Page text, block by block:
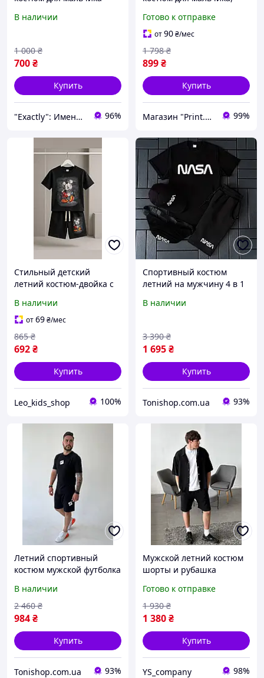
красн футболка и шорты
В наличии
700₴
1 000 ₴
Купить
"Exactly": Именно то, что Вы искали! 96%
из муслина
Готово к отправке
от90₴/мес
899₴
1 798 ₴
Купить
Магазин "Print.Ai" 99%
Стильный детский
летний костюм-двойка с
110-150
В наличии
от69₴/мес
692₴
865 ₴
Купить
Leo_kids_shop 100%
Спортивный костюм
летний на мужчину 4 в 1
футболка кепка бананка
В наличии
1 695₴
3 390 ₴
Купить
Tonishop.com.ua 93%
Летний спортивный
костюм мужской футболка
молодежный стильный
комплект для подростка
парня черный
В наличии
984₴
2 460 ₴
Купить
Tonishop.com.ua 93%
Мужской летний костюм
шорты и рубашка
кнопках черный,
дышащий стильный
мужской комплект креп
Готово к отправке
1 380₴
1 930 ₴
Купить
YS_company 98%